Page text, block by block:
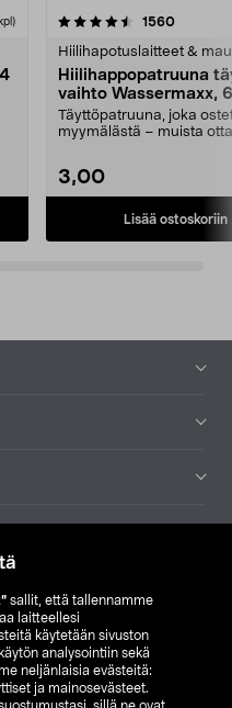
sallit, että tallennamme
laitteellesi
käytetään sivuston
analysointiin sekä
neljänlaisia evästeitä:
ja mainosevästeet.
1560
Hiilihapotuslaitteet &
Hiilihappopatruuna
vaihto Wassermaxx,
Täyttöpatruuna, joka
myymälästä – muista
3,00
Lisää ostoskoriin
4.5viidestä
FI